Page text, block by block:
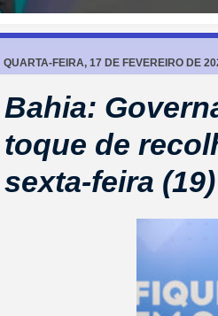
QUARTA-FEIRA, 17 DE FEVEREIRO DE
Bahia:
toque de
sexta-feira (19)